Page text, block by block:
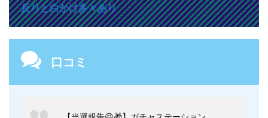
反りと白かけ多々あり
口コミ